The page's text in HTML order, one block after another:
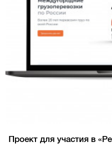
Проект для участия в